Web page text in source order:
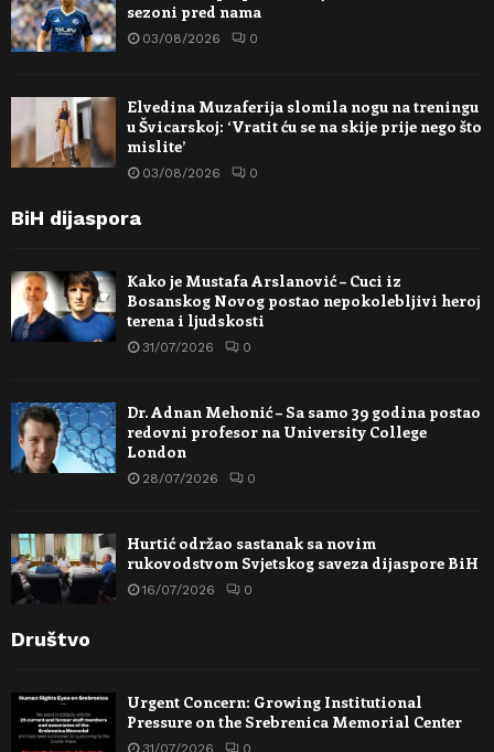
sezoni pred nama
03/08/2026 0
Elvedina Muzaferija slomila nogu na treningu
u Švicarskoj: ‘Vratit ću se na skije prije nego što
mislite’
03/08/2026 0
BiH dijaspora
Kako je Mustafa Arslanović – Cuci iz
Bosanskog Novog postao nepokolebljivi heroj
terena i ljudskosti
31/07/2026 0
Dr. Adnan Mehonić – Sa samo 39 godina postao
redovni profesor na University College
London
28/07/2026 0
Hurtić održao sastanak sa novim
rukovodstvom Svjetskog saveza dijaspore BiH
16/07/2026 0
Društvo
Urgent Concern: Growing Institutional
Pressure on the Srebrenica Memorial Center
31/07/2026 0